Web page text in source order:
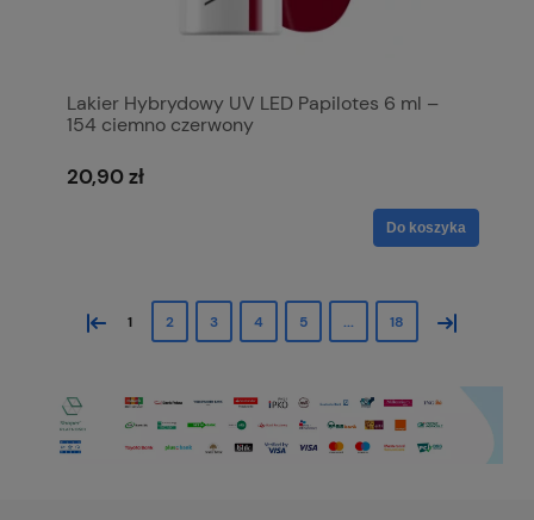
Lakier Hybrydowy UV LED Papilotes 6 ml –
154 ciemno czerwony
20,90 zł
Do koszyka
« 1 2 3 4 5 ... 18 »